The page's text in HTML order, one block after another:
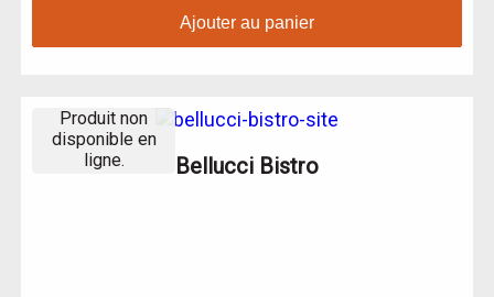
Ajouter au panier
Bellucci Bistro
Produit non
disponible en
ligne.